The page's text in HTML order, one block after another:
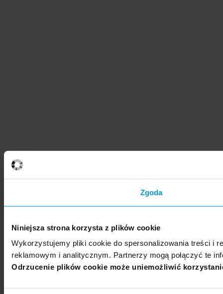
Zgoda
Niniejsza strona korzysta z plików cookie
Wykorzystujemy pliki cookie do spersonalizowania treści i
reklamowym i analitycznym. Partnerzy mogą połączyć te
Odrzucenie plików cookie może uniemożliwić